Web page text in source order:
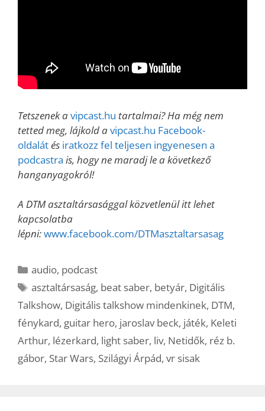
Tetszenek avipcast.hu tartalmai? Ha még nem
tetted meg, lájkold avipcast.hu Facebook-
oldalátés iratkozz fel teljesen ingyenesen a
podcastra is, hogy ne maradj le a következő
hanganyagokról!
A DTM asztaltársasággal közvetlenül itt lehet
kapcsolatba
lépni:www.facebook.com/DTMasztaltarsasag
Kategória
audio, podcast
Címkék
asztaltársaság, beat saber, betyár, Digitális
Talkshow, Digitális talkshow mindenkinek, DTM,
fénykard, guitar hero, jaroslav beck, játék, Keleti
Arthur, lézerkard, light saber, liv, Netidők, réz b.
gábor, Star Wars, Szilágyi Árpád, vr sisak